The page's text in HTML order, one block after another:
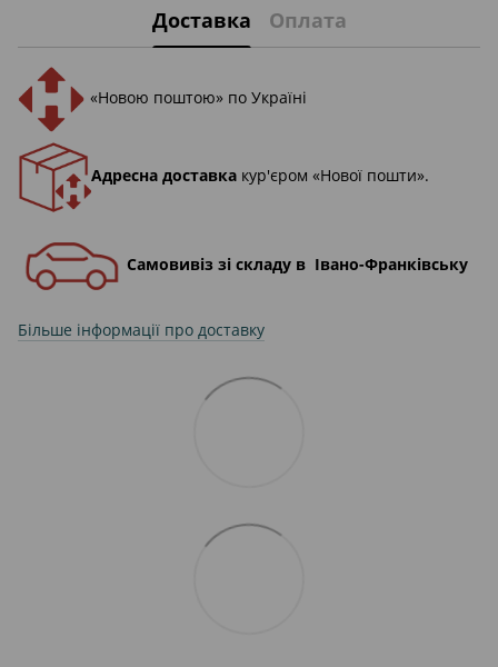
Доставка Оплата
«Новою поштою» по Україні
Адресна доставка кур'єром «Нової пошти».
Самовивіз зі складу в Івано-Франківську
Більше інформації про доставку